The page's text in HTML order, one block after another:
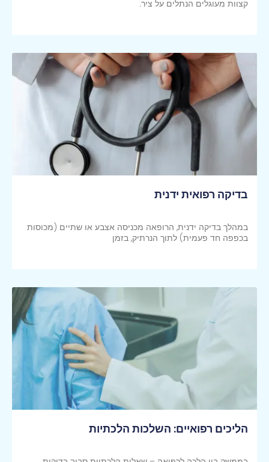
קצוות מעוגלים הנתלים על ציר.
בדיקה רפואית ידנית
במהלך בדיקה ידנית, הרופאה מכניסה אצבע או שתיים (מכוסות
בכפפה חד פעמית) לתוך הנרתיק, בזמן
הליכים רפואיים: השלכות הלכתיות